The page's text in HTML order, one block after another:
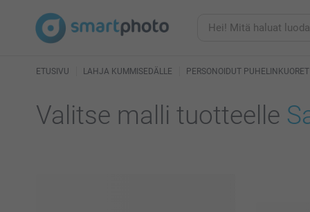
ETUSIVU LAHJA KUMMISEDÄLLE PERSONOIDUT PUHELINKUORET
Valitse malli tuotteelle